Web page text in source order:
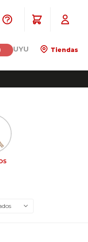
UYU Tiendas